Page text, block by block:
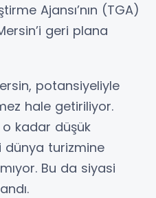
Ajansı’nın (TGA)
geri plana
potansiyeliyle
hale getiriliyor.
kadar düşük
dünya turizmine
Bu da siyasi